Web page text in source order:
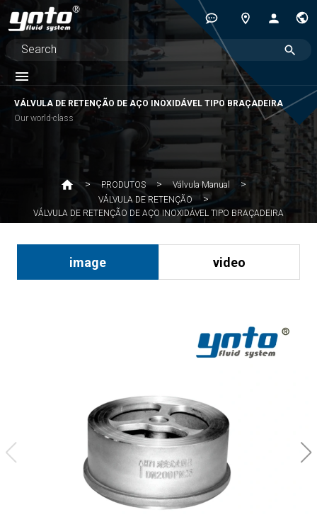
VÁLVULA DE RETENÇÃO DE AÇO INOXIDÁVEL TIPO BRAÇADEIRA
Our world-class
PRODUTOS
Válvula Manual
VÁLVULA DE RETENÇÃO
VÁLVULA DE RETENÇÃO DE AÇO INOXIDÁVEL TIPO BRAÇADEIRA
image video